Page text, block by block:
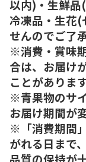
以内)・生鮮品
冷凍品・生花(
せんのでご了
※消費・賞味
合は、お届け
ことがありま
※青果物のサ
お届け期間が
※「消費期間
がれる日まで
品質の保持が